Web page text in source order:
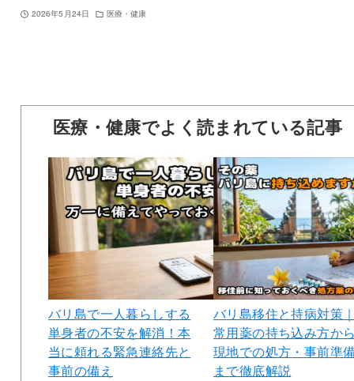
2026年5月24日 医療・健康
医療・健康でよく読まれている記事
バリ島で一人暮らしする
単身者の不安を解消！本
当に頼れる緊急連絡先と
事前の備え
バリ島移住と持病対策
常用薬の持ち込み方か
現地での処方・事前準
まで徹底解説